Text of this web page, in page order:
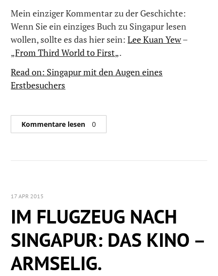
Mein einziger Kommentar zu der Geschichte:
Wenn Sie ein einziges Buch zu Singapur lesen
wollen, sollte es das hier sein:Lee Kuan Yew–
„From Third World to First„.
Read on: Singapur mit den Augen eines
Erstbesuchers
Kommentare lesen 0
17 APR 2015
IM FLUGZEUG NACH
SINGAPUR: DAS KINO –
ARMSELIG.